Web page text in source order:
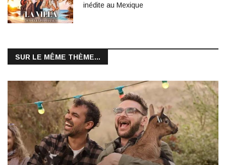
inédite au Mexique
SUR LE MÊME THÈME...